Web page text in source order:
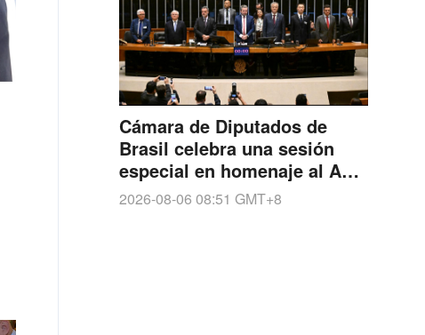
Cámara de Diputados de
Brasil celebra una sesión
especial en homenaje al Año
Cultura China-Brasil 2026
2026-08-06 08:51 GMT+8